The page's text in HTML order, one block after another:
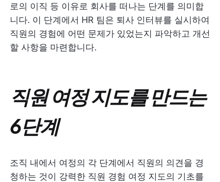
로의 이직 등 이유로 회사를 떠나는 단계를 의미합
니다. 이 단계에서 HR 팀은 퇴사 인터뷰를 실시하여
직원의 경험에 어떤 문제가 있었는지 파악하고 개선
할 사항을 마련합니다.
직원 여정 지도를 만드는
6단계
조직 내에서 여정의 각 단계에서 직원의 의견을 경
청하는 것이 강력한 직원 경험 여정 지도의 기초를